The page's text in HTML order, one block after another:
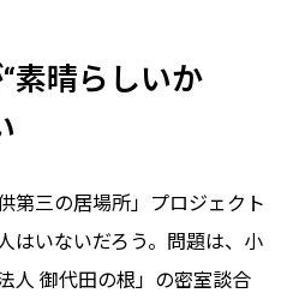
素晴らしいか
第三の居場所」プロジェクト
はいないだろう。問題は、小
人 御代田の根」の密室談合